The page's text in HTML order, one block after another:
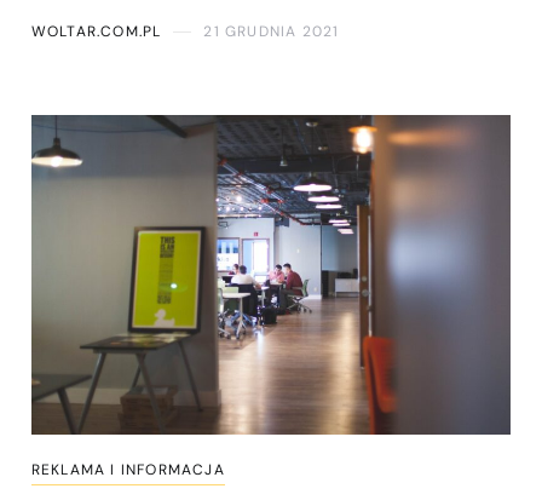
WOLTAR.COM.PL 21 GRUDNIA 2021
REKLAMA I INFORMACJA